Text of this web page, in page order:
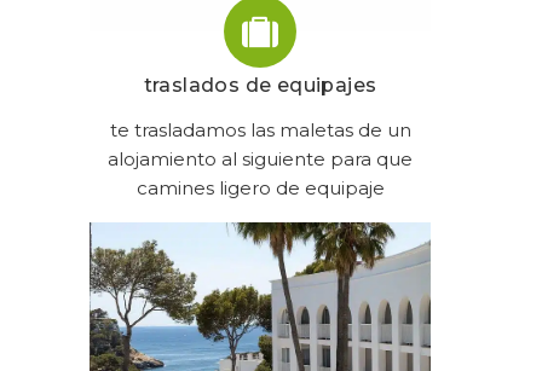
traslados de equipajes
te trasladamos las maletas de un
alojamiento al siguiente para que
camines ligero de equipaje